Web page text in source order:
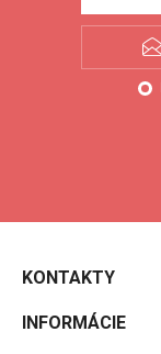
KONTAKTY
INFORMÁCIE